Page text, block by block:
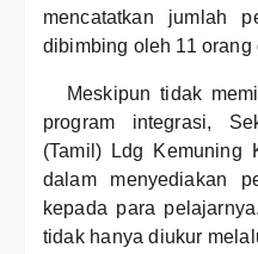
mencatatkan jumlah
dibimbing oleh 11
Meskipun tidak
program integrasi,
(Tamil) Ldg Kemuning
dalam menyediakan
kepada para
tidak hanya diukur